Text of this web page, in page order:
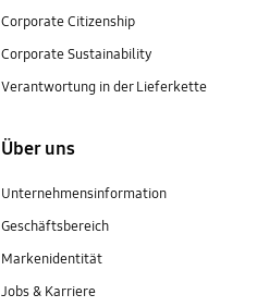
Corporate Citizenship
Corporate Sustainability
Verantwortung in der Lieferkette
Über uns
Unternehmensinformation
Geschäftsbereich
Markenidentität
Jobs & Karriere